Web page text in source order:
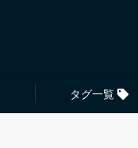
タグ一覧